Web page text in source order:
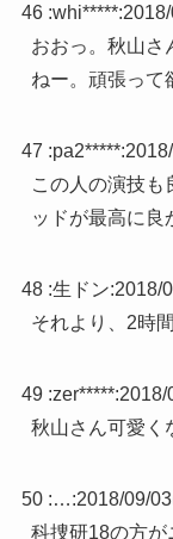
46 :whi*****:
おおっ。秋山さ
ねー。頑張って
47 :pa2*****:
この人の演技も
ッドが最高に良
48 :生ドン:2018/
それより、2時
49 :zer*****:2018/
秋山さん可愛く
50 :…:2018/09/
科捜研18の方が